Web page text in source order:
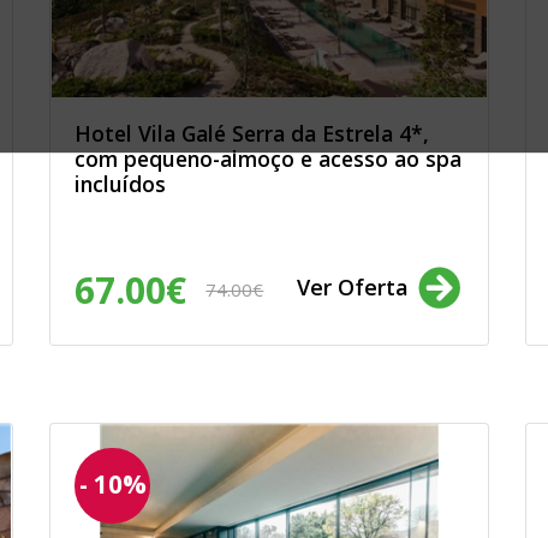
Hotel Vila Galé Serra da Estrela 4*,
com pequeno-almoço e acesso ao spa
incluídos
67.00€ 74.00€ Ver Oferta
- 10%
jogos, lotarias
electrónica,
som, complementos,
mobiliário, drogaria,
saúde, cuidado
de
e ensaios de
com a
Ecochoice, Elec
da
JafPlus,
Medigás,
PT Live, Rolear Viva,